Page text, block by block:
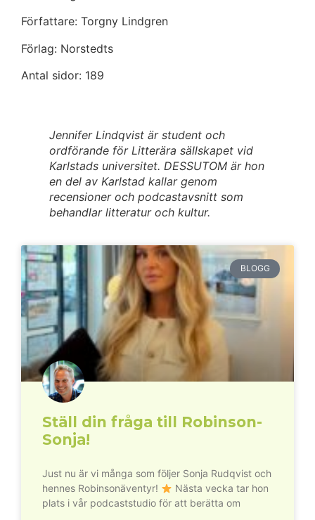
Författare: Torgny Lindgren
Förlag: Norstedts
Antal sidor: 189
Jennifer Lindqvist är student och
ordförande för Litterära sällskapet vid
Karlstads universitet. DESSUTOM är hon
en del av Karlstad kallar genom
recensioner och podcastavsnitt som
behandlar litteratur och kultur.
BLOGG
Ställ din fråga till Robinson-
Sonja!
Just nu är vi många som följer Sonja Rudqvist och
hennes Robinsonäventyr!
Nästa vecka tar hon
plats i vår podcaststudio för att berätta om